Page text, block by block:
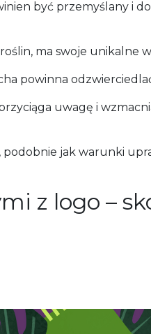
być przemyślany i
ma swoje unikalne
powinna
uwagę i
jak warunki
z logo –